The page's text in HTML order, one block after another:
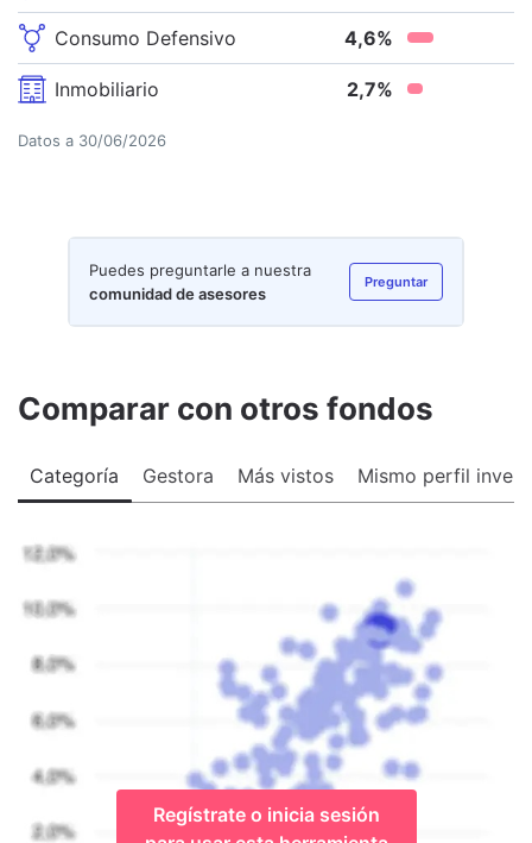
Consumo Defensivo 4,6%
Inmobiliario 2,7%
Datos a 30/06/2026
Puedes preguntarle a nuestra
comunidad de asesores
Preguntar
Comparar con otros fondos
Categoría Gestora Más vistos Mismo perfil
Regístrate o inicia sesión